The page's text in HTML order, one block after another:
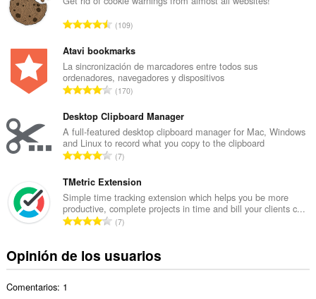
o
o
t
a
d
e
v
a
o
r
a
c
o
n
N
m
e
r
o
o
t
a
d
e
v
a
o
r
109
Atavi bookmarks
La sincronización de marcadores entre todos sus
ordenadores, navegadores y dispositivos
N
m
e
r
o
o
t
a
e
v
170
Desktop Clipboard Manager
A full-featured desktop clipboard manager for Mac, Windows
and Linux to record what you copy to the clipboard
N
m
e
r
o
o
t
7
TMetric Extension
Simple time tracking extension which helps you be more
productive, complete projects in time and bill your clients c...
N
e
7
Opinión de los usuarios
Comentarios: 1